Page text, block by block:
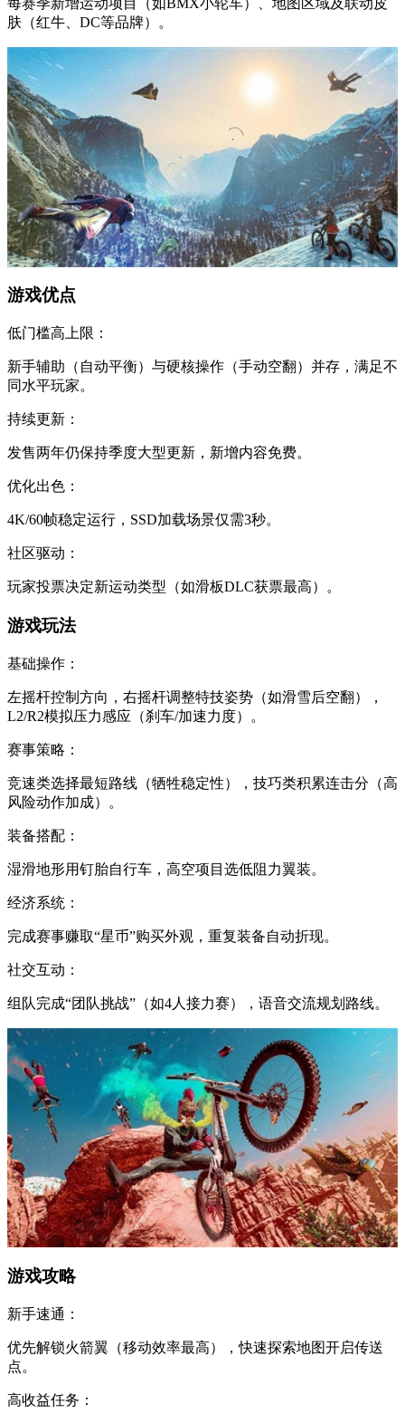
每赛季新增运动项目（如BMX小轮车）、地图区域及联动皮
肤（红牛、DC等品牌）。
游戏优点
低门槛高上限：
新手辅助（自动平衡）与硬核操作（手动空翻）并存，满足不
同水平玩家。
持续更新：
发售两年仍保持季度大型更新，新增内容免费。
优化出色：
4K/60帧稳定运行，SSD加载场景仅需3秒。
社区驱动：
玩家投票决定新运动类型（如滑板DLC获票最高）。
游戏玩法
基础操作：
左摇杆控制方向，右摇杆调整特技姿势（如滑雪后空翻），
L2/R2模拟压力感应（刹车/加速力度）。
赛事策略：
竞速类选择最短路线（牺牲稳定性），技巧类积累连击分（高
风险动作加成）。
装备搭配：
湿滑地形用钉胎自行车，高空项目选低阻力翼装。
经济系统：
完成赛事赚取“星币”购买外观，重复装备自动折现。
社交互动：
组队完成“团队挑战”（如4人接力赛），语音交流规划路线。
游戏攻略
新手速通：
优先解锁火箭翼（移动效率最高），快速探索地图开启传送
点。
高收益任务：